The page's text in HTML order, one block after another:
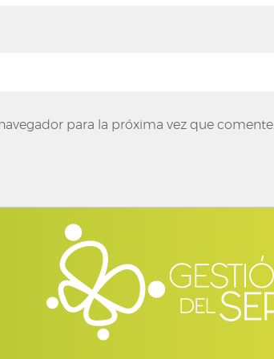
para la próxima vez que comente.